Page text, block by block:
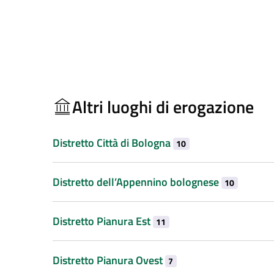
Altri luoghi di erogazione
Distretto Città di Bologna 10
Distretto dell’Appennino bolognese 10
Distretto Pianura Est 11
Distretto Pianura Ovest 7